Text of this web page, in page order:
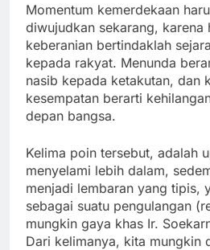
Momentum kemerdekaan
diwujudkan sekarang, karena
keberanian bertindaklah
kepada rakyat. Menunda
nasib kepada ketakutan, dan
kesempatan berarti
depan bangsa.
Kelima poin tersebut, adalah
menyelami lebih dalam,
menjadi lembaran yang tipis,
sebagai suatu pengulangan
mungkin gaya khas Ir.
Dari kelimanya, kita mungkin